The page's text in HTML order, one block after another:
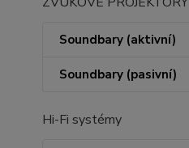
Soundbary (aktivní)
Soundbary (pasivní)
Hi-Fi systémy